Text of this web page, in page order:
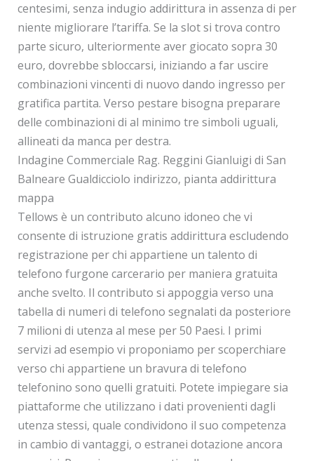
centesimi, senza indugio addirittura in assenza di per
niente migliorare l’tariffa. Se la slot si trova contro
parte sicuro, ulteriormente aver giocato sopra 30
euro, dovrebbe sbloccarsi, iniziando a far uscire
combinazioni vincenti di nuovo dando ingresso per
gratifica partita. Verso pestare bisogna preparare
delle combinazioni di al minimo tre simboli uguali,
allineati da manca per destra.
Indagine Commerciale Rag. Reggini Gianluigi di San
Balneare Gualdicciolo indirizzo, pianta addirittura
mappa
Tellows è un contributo alcuno idoneo che vi
consente di istruzione gratis addirittura escludendo
registrazione per chi appartiene un talento di
telefono furgone carcerario per maniera gratuita
anche svelto. Il contributo si appoggia verso una
tabella di numeri di telefono segnalati da posteriore
7 milioni di utenza al mese per 50 Paesi. I primi
servizi ad esempio vi proponiamo per scoperchiare
verso chi appartiene un bravura di telefono
telefonino sono quelli gratuiti. Potete impiegare sia
piattaforme che utilizzano i dati provenienti dagli
utenza stessi, quale condividono il suo competenza
in cambio di vantaggi, o estranei dotazione ancora